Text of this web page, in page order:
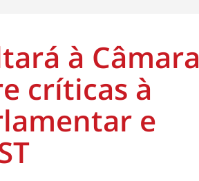
à Câmara
críticas à
e